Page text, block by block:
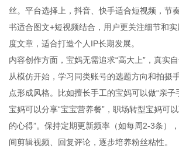
丝。平台选择上，抖音、快手适合短视频，节
书适合图文+短视频结合，用户更关注细节和
度文章，适合打造个人IP长期发展。
内容创作方面，宝妈无需追求“高大上”，真实
从模仿开始，学习同类账号的选题方向和拍摄
点形成风格。比如擅长手工的宝妈可以做“亲子
宝妈可以分享“宝宝营养餐”，职场转型宝妈可
的心得”。保持定期更新频率（如每周2-3条）
间剪辑视频、回复评论，逐步培养粉丝粘性。